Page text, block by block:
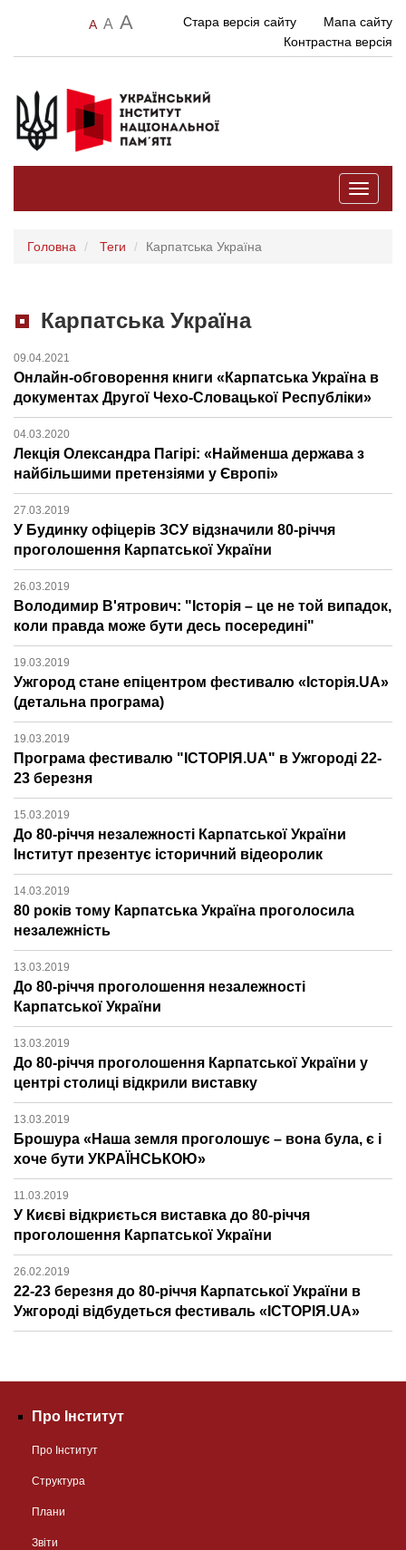
A A A Стара версія сайту
Мапа сайту
Контрастна версія
Toggle
Головна Теги Карпатська Україна
Карпатська Україна
09.04.2021
Онлайн-обговорення книги «Карпатська Україна в
документах Другої Чехо-Словацької Республіки»
04.03.2020
Лекція Олександра Пагірі: «Найменша держава з
найбільшими претензіями у Європі»
27.03.2019
У Будинку офіцерів ЗСУ відзначили 80-річчя
проголошення Карпатської України
26.03.2019
Володимир В'ятрович: "Історія – це не той випадок,
коли правда може бути десь посередині"
19.03.2019
Ужгород стане епіцентром фестивалю «Історія.UA»
(детальна програма)
19.03.2019
Програма фестивалю "ІСТОРІЯ.UA" в Ужгороді 22-
23 березня
15.03.2019
До 80-річчя незалежності Карпатської України
Інститут презентує історичний відеоролик
14.03.2019
80 років тому Карпатська Україна проголосила
незалежність
13.03.2019
До 80-річчя проголошення незалежності
Карпатської України
13.03.2019
До 80-річчя проголошення Карпатської України у
центрі столиці відкрили виставку
13.03.2019
Брошура «Наша земля проголошує – вона була, є і
хоче бути УКРАЇНСЬКОЮ»
11.03.2019
У Києві відкриється виставка до 80-річчя
проголошення Карпатської України
26.02.2019
22-23 березня до 80-річчя Карпатської України в
Ужгороді відбудеться фестиваль «ІСТОРІЯ.UA»
Про Інститут
Про Інститут
Структура
Плани
Звіти